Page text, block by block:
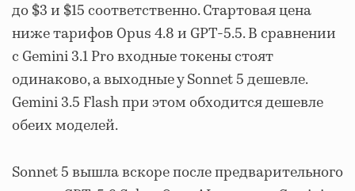
до $3 и $15 соответственно. Стартовая цена
ниже тарифов Opus 4.8 и GPT-5.5. В сравнении
с Gemini 3.1 Pro входные токены стоят
одинаково, а выходные у Sonnet 5 дешевле.
Gemini 3.5 Flash при этом обходится дешевле
обеих моделей.
Sonnet 5 вышла вскоре после предварительного